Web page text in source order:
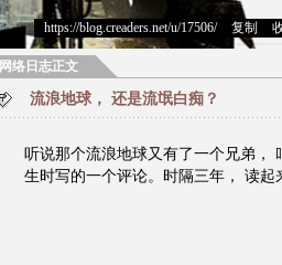
https://blog.creaders.net/u/17506/> 复制
网络日志正文
流浪地球， 还是流氓白痴？
听说那个流浪地球又有了一个兄弟，
生时写的一个评论。时隔三年， 读起